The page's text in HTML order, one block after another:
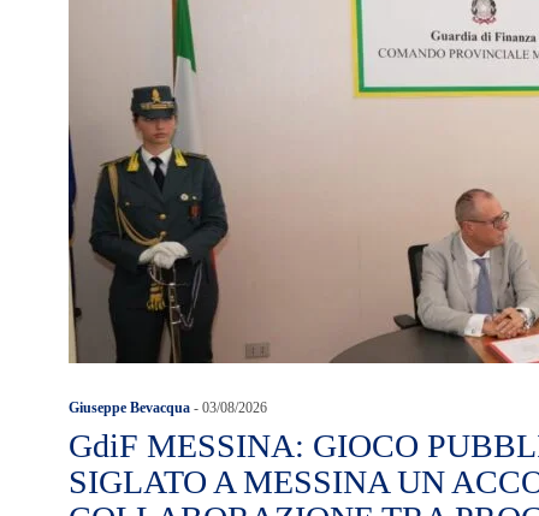
Giuseppe Bevacqua - 03/08/2026
GdiF MESSINA: GIOCO
SIGLATO A MESSINA UN